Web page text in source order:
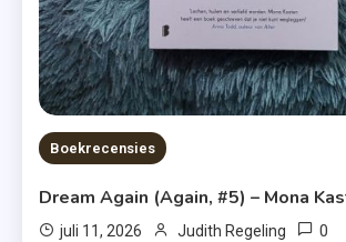
Boekrecensies
Dream Again (Again, #5) – Mona
juli 11, 2026 Judith Regeling 0